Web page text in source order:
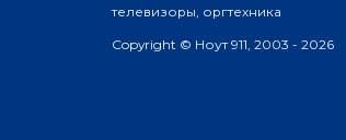
телевизоры, оргтехника
Copyright © Ноут 911, 2003 - 2026